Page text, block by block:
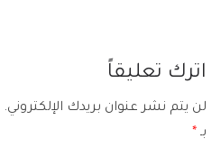
اترك تعليقاً
لن يتم نشر عنوان بريدك الإلكتروني.
بـ *